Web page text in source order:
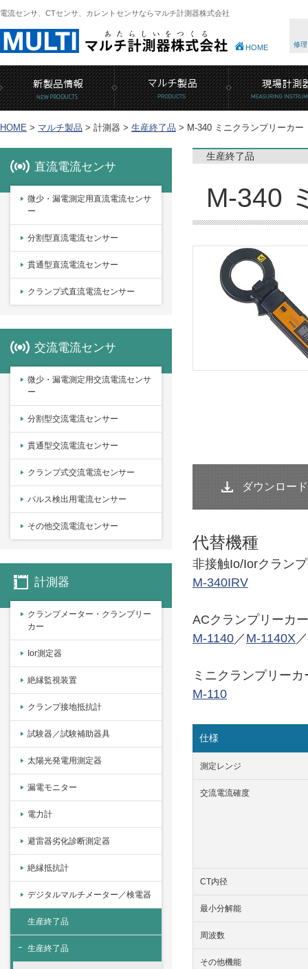
電流センサ、CTセンサ、カレントセンサならマルチ計測器株式会社
HOME 修
HOME > マルチ製品 > 計測器 > 生産終了品 > M-340 ミニクランプリーカー
直流電流センサ
微少・漏電測定用直流電流センサ
ー
分割型直流電流センサー
貫通型直流電流センサー
クランプ式直流電流センサー
交流電流センサ
微少・漏電測定用交流電流センサ
ー
分割型交流電流センサー
貫通型交流電流センサー
クランプ式交流電流センサー
パルス検出用電流センサー
その他交流電流センサー
計測器
クランプメーター・クランプリー
カー
Ior測定器
絶縁監視装置
クランプ接地抵抗計
試験器／試験補助器具
太陽光発電用測定器
漏電モニター
電力計
避雷器劣化診断測定器
絶縁抵抗計
デジタルマルチメーター／検電器
生産終了品
生産終了品
生産終了品
M-340
ダウンロード
代替機種
非接触Io/Iorクラン
M-340IRV
ACクランプリーカ
M-1140／ M-1140X／
ミニクランプリーカ
M-110
仕様
測定レンジ
交流電流確度
CT内径
最小分解能
周波数
その他機能